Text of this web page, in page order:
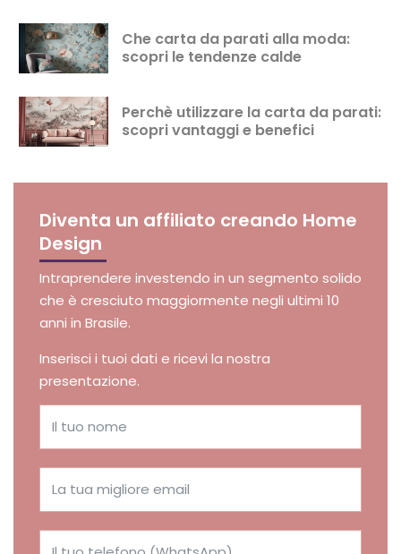
Diventa un affiliato creando Home
Design
Intraprendere investendo in un segmento solido
che è cresciuto maggiormente negli ultimi 10
anni in Brasile.
Inserisci i tuoi dati e ricevi la nostra
presentazione.
Che carta da parati alla moda:
scopri le tendenze calde
Perchè utilizzare la carta da parati:
scopri vantaggi e benefici